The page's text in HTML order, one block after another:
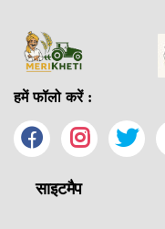
हमें फॉलो करें :
साइटमैप